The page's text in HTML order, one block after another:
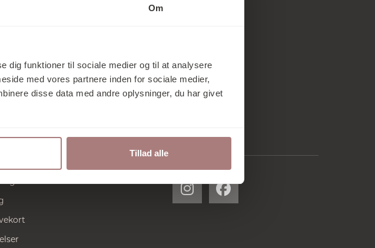
Om
dig funktioner til sociale medier og til at analysere
med vores partnere inden for sociale medier,
disse data med andre oplysninger, du har givet
Tillad alle
passion.